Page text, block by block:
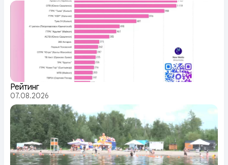
Рейтинг
07.08.2026